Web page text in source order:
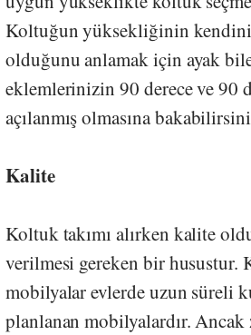
Koltuğun yüksekliğinin
olduğunu anlamak için ayak
eklemlerinizin 90 derece ve 90
açılanmış olmasına
Kalite
Koltuk takımı alırken kalite
verilmesi gereken bir husustur.
mobilyalar evlerde uzun süreli
planlanan mobilyalardır. Ancak